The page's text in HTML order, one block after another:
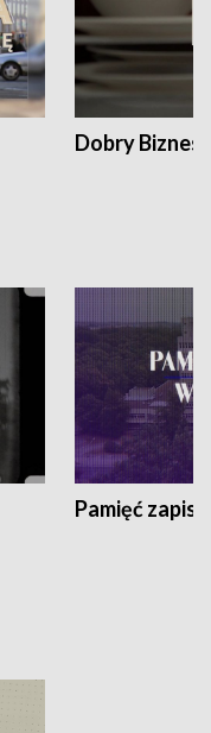
Dobry Biznes
Pamięć